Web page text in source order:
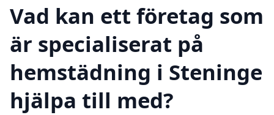
Vad kan ett företag som
är specialiserat på
hemstädning i Steninge
hjälpa till med?